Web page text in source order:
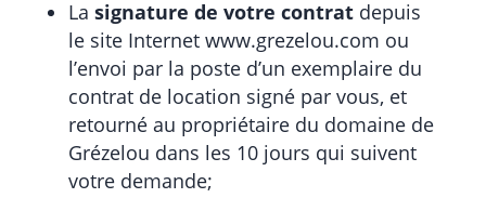
La signature de votre contratdepuis
le site Internet www.grezelou.com ou
l’envoi par la poste d’un exemplaire du
contrat de location signé par vous, et
retourné au propriétaire du domaine de
Grézelou dans les 10 jours qui suivent
votre demande;